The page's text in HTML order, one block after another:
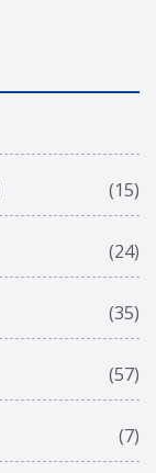
(15)
(24)
(35)
(57)
(7)